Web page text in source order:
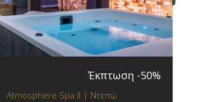
Έκπτωση -50%
Atmosphere Spa ΙΙ | Ντεπώ